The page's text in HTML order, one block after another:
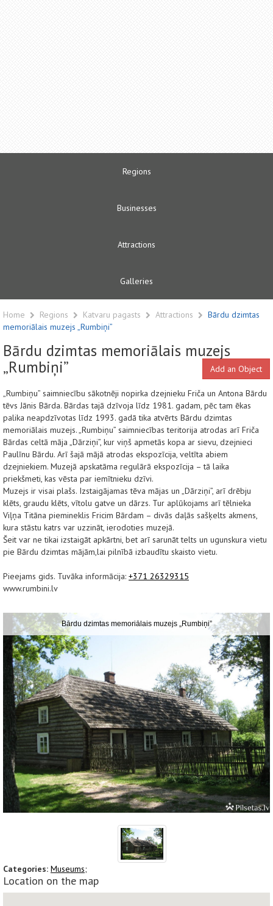
Regions
Businesses
Attractions
Galleries
Home Regions Katvaru pagasts Attractions
Bārdu dzimtas
memoriālais muzejs „Rumbiņi”
Bārdu dzimtas memoriālais muzejs
„Rumbiņi”
Add an Object
„Rumbiņu” saimniecību sākotnēji nopirka dzejnieku Friča un Antona Bārdu
tēvs Jānis Bārda. Bārdas tajā dzīvoja līdz 1981. gadam, pēc tam ēkas
palika neapdzīvotas līdz 1993. gadā tika atvērts Bārdu dzimtas
memoriālais muzejs. „Rumbiņu” saimniecības teritorija atrodas arī Friča
Bārdas celtā māja „Dārziņi”, kur viņš apmetās kopa ar sievu, dzejnieci
Paulīnu Bārdu. Arī šajā mājā atrodas ekspozīcija, veltīta abiem
dzejniekiem. Muzejā apskatāma regulārā ekspozīcija – tā laika
priekšmeti, kas vēsta par iemītnieku dzīvi.
Muzejs ir visai plašs. Izstaigājamas tēva mājas un „Dārziņi”, arī drēbju
klēts, graudu klēts, vītolu gatve un dārzs. Tur aplūkojams arī tēlnieka
Viļņa Titāna piemineklis Fricim Bārdam – divās daļās sašķelts akmens,
kura stāstu katrs var uzzināt, ierodoties muzejā.
Šeit var ne tikai izstaigāt apkārtni, bet arī sarunāt telts un ugunskura vietu
pie Bārdu dzimtas mājām,lai pilnībā izbaudītu skaisto vietu.
Pieejams gids. Tuvāka informācija: +371 26329315
www.rumbini.lv
Bārdu dzimtas memoriālais muzejs „Rumbiņi”
Categories: Museums;
Location on the map